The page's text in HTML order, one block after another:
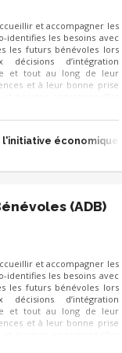
et accompagner les
identifies les besoins avec
les futurs bénévoles lors
décisions d’intégration
et tout au long de leur
et à leur bonne prise
sente à sa place, utile et
économique
(ADB)
et accompagner les
identifies les besoins avec
les futurs bénévoles lors
décisions d’intégration
et tout au long de leur
et à leur bonne prise
sente à sa place, utile et